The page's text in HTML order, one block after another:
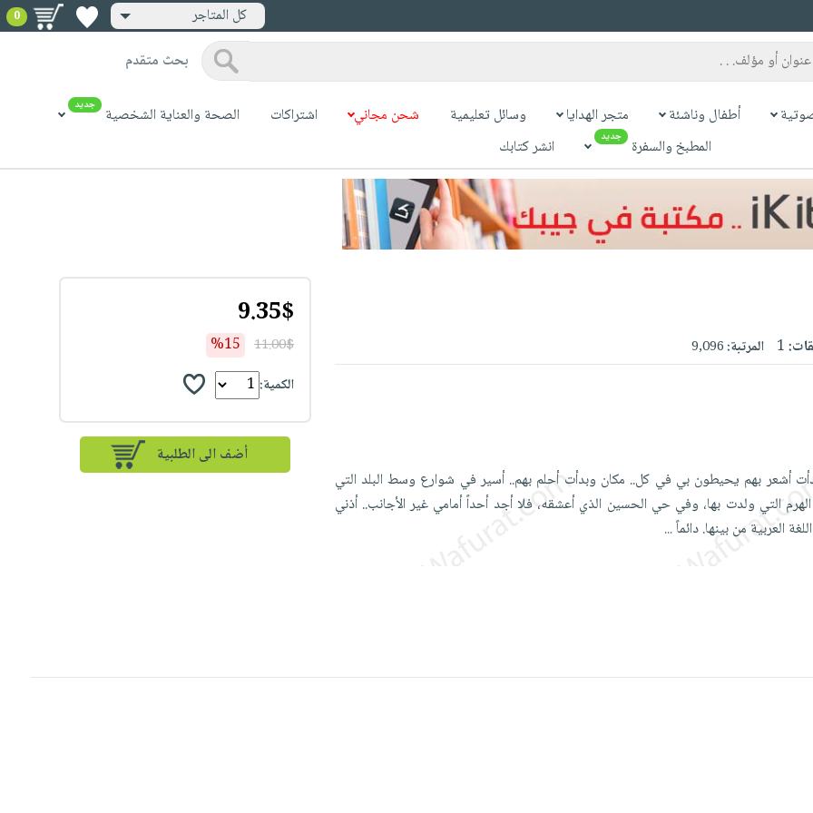
كل المتاجر 0
بحث متقدم
أطفال وناشئة متجر الهدايا وسائل تعليمية شحن مجاني اشتراكات الصحة والعناية الشخصية جديد
المطبخ والسفرة جديد انشر كتابك
1 المرتبة:9,096
بدأت أشعر بهم يحيطون بي في كل.. مكان وبدأت أحلم بهم.. أسير في شوارع وسط البلد التي
التي ولدت بها، وفي حي الحسين الذي أعشقه، فلا أجد أحداً أمامي غير الأجانب.. أذني
العربية من بينها. دائماً...
9.35$
11.00$
%15
الكمية:
أضف الى الطلبية